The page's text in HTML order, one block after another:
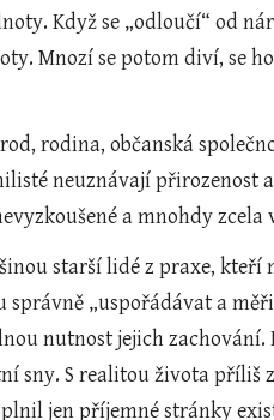
Když se „odloučí“ od
Mnozí se potom diví, se
rodina, občanská
neuznávají přirozenost
a mnohdy zcela
starší lidé z praxe,
správně „uspořádávat a
nutnost jejich
sny. S realitou života
jen příjemné stránky